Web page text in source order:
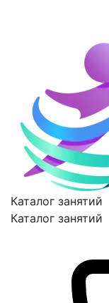
Каталог занятий
Каталог занятий